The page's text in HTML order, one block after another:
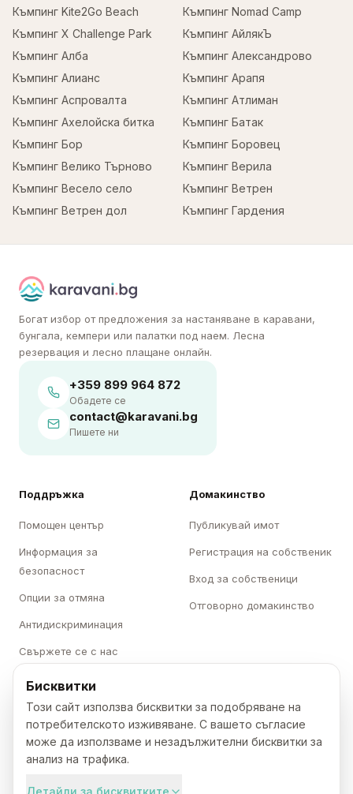
Къмпинг Kite2Go Beach
Къмпинг Nomad Camp
Къмпинг X Challenge Park
Къмпинг АйлякЪ
Къмпинг Алба
Къмпинг Александрово
Къмпинг Алианс
Къмпинг Арапя
Къмпинг Аспровалта
Къмпинг Атлиман
Къмпинг Ахелойска битка
Къмпинг Батак
Къмпинг Бор
Къмпинг Боровец
Къмпинг Велико Търново
Къмпинг Верила
Къмпинг Весело село
Къмпинг Ветрен
Къмпинг Ветрен дол
Къмпинг Гардения
Богат избор от предложения за настаняване в каравани,
бунгала, кемпери или палатки под наем. Лесна
резервация и лесно плащане онлайн.
+359 899 964 872
Обадете се
contact@karavani.bg
Пишете ни
Поддръжка
Помощен център
Информация за
безопасност
Опции за отмяна
Антидискриминация
Свържете се с нас
Домакинство
Публикувай имот
Регистрация на собственик
Вход за собственици
Отговорно домакинство
Категории
Къмпинги
Каравани
За нас
Кариери
Бисквитки
Този сайт използва бисквитки за подобряване на
потребителското изживяване. С вашето съгласие
може да използваме и незадължителни бисквитки за
анализ на трафика.
Детайли за бисквитките